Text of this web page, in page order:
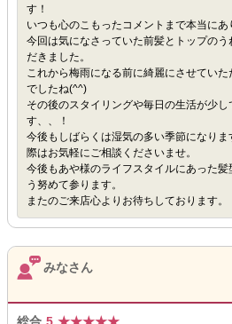
す！
いつも心のこもったコメントまで本当にあ
今回は気になさっていた前髪とトップの
だきました。
これから梅雨になる前に綺麗にさせてい
でしたね(^^)
その後のスタイリングや毎日の生活が少
す、、！
今後もしばらくは湿気の多い季節になり
際はお気軽にご相談くださいませ。
今後もあや様のライフスタイルにあった
う努めて参ります。
またのご来店心よりお待ちしております
みなさん